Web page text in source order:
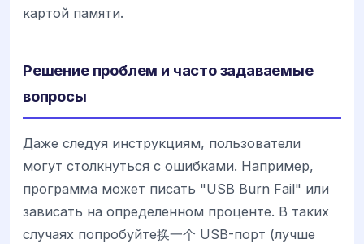
картой памяти.
Решение проблем и часто задаваемые
вопросы
Даже следуя инструкциям, пользователи
могут столкнуться с ошибками. Например,
программа может писать "USB Burn Fail" или
зависать на определенном проценте. В таких
случаях попробуйте换一个 USB-порт (лучше